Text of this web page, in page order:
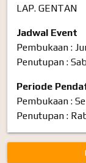
LAP. GENTAN
Jadwal Event
Pembukaan :
Penutupan :
Periode
Pembukaan :
Penutupan :